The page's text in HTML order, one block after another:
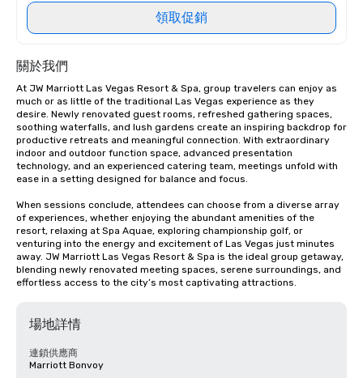
領取促銷
關於我們
At JW Marriott Las Vegas Resort & Spa, group travelers can enjoy as
much or as little of the traditional Las Vegas experience as they
desire. Newly renovated guest rooms, refreshed gathering spaces,
soothing waterfalls, and lush gardens create an inspiring backdrop for
productive retreats and meaningful connection. With extraordinary
indoor and outdoor function space, advanced presentation
technology, and an experienced catering team, meetings unfold with
ease in a setting designed for balance and focus.
When sessions conclude, attendees can choose from a diverse array
of experiences, whether enjoying the abundant amenities of the
resort, relaxing at Spa Aquae, exploring championship golf, or
venturing into the energy and excitement of Las Vegas just minutes
away. JW Marriott Las Vegas Resort & Spa is the ideal group getaway,
blending newly renovated meeting spaces, serene surroundings, and
effortless access to the city’s most captivating attractions.
場地詳情
連鎖供應商
Marriott Bonvoy